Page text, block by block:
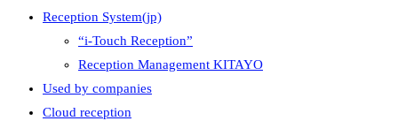
Reception System(jp)
“i-Touch Reception”
Reception Management KITAYO
Used by companies
Cloud reception